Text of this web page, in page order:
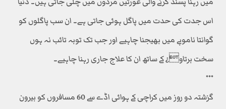
اس جدت کی حدت میں پاگل ہوئی جاتی ہے۔ ان سب پاگلوں کو
گوانتا ناموبے میں بھیجنا چاہیے اور جب تک توبہ تائب نہ ہوں
سخت برتاو¿ کے ساتھ ان کا علاج جاری رہنا چاہیے۔
٭٭٭
گزشتہ دو روز میں کراچی کے ہوائی اڈے سے 60 مسافروں کو بیرون